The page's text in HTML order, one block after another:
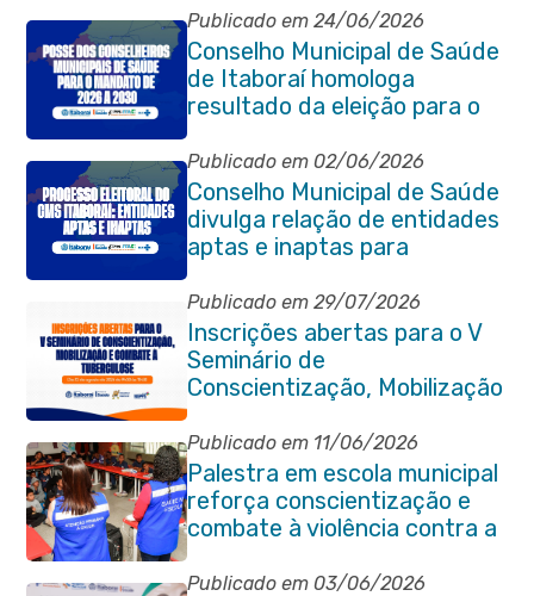
Publicado em 24/06/2026
Conselho Municipal de Saúde
de Itaboraí homologa
resultado da eleição para o
quadriênio 2026–2030
Publicado em 02/06/2026
Conselho Municipal de Saúde
divulga relação de entidades
aptas e inaptas para
processo eleitoral do
quadriênio 2026-2030
Publicado em 29/07/2026
Inscrições abertas para o V
Seminário de
Conscientização, Mobilização
e Combate à Tuberculose em
Itaboraí
Publicado em 11/06/2026
Palestra em escola municipal
reforça conscientização e
combate à violência contra a
pessoa idosa em Itaboraí
Publicado em 03/06/2026